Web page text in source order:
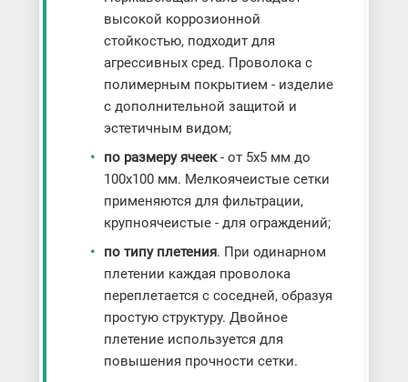
высокой коррозионной
стойкостью, подходит для
агрессивных сред. Проволока с
полимерным покрытием - изделие
с дополнительной защитой и
эстетичным видом;
по размеру ячеек- от 5х5 мм до
100х100 мм. Мелкоячеистые сетки
применяются для фильтрации,
крупноячеистые - для ограждений;
по типу плетения. При одинарном
плетении каждая проволока
переплетается с соседней, образуя
простую структуру. Двойное
плетение используется для
повышения прочности сетки.